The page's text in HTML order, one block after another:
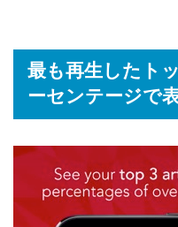
最も再生したト
ーセンテージで